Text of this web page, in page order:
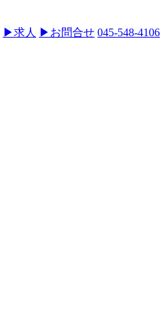
▶求人 ▶ お問合せ 045-548-4106